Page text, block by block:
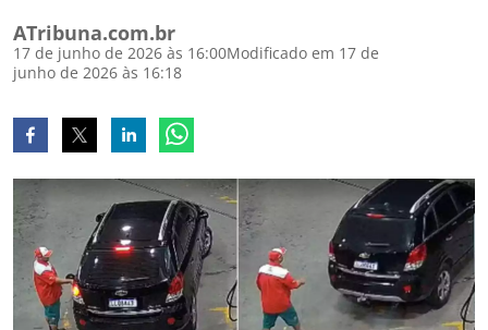
ATribuna.com.br
17 de junho de 2026 às 16:00Modificado em 17 de
junho de 2026 às 16:18